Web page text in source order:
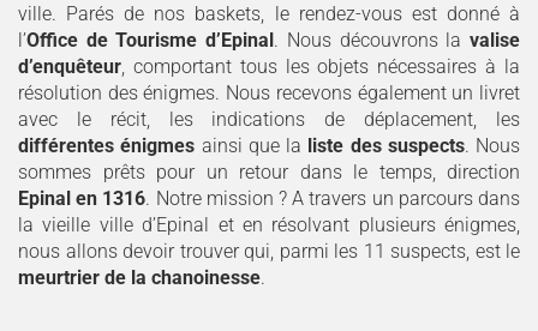
ville. Parés de nos baskets, le rendez-vous est donné à
l’Office de Tourisme d’Epinal. Nous découvrons lavalise
d’enquêteur, comportant tous les objets nécessaires à la
résolution des énigmes. Nous recevons également un livret
avec le récit, les indications de déplacement, les
différentes énigmes ainsi que la liste des suspects. Nous
sommes prêts pour un retour dans le temps, direction
Epinal en 1316. Notre mission ? A travers un parcours dans
la vieille ville d’Epinal et en résolvant plusieurs énigmes,
nous allons devoir trouver qui, parmi les 11 suspects, est le
meurtrier de la chanoinesse.